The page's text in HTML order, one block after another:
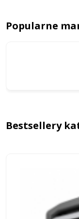
Popularne
Bestsellery